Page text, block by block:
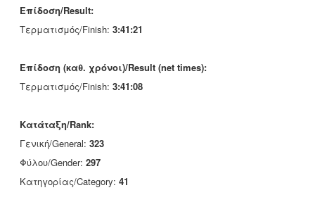
Επίδοση/Result:
Τερματισμός/Finish: 3:41:21
Επίδοση (καθ. χρόνοι)/Result (net times):
Τερματισμός/Finish: 3:41:08
Κατάταξη/Rank:
Γενική/General: 323
Φύλου/Gender: 297
Κατηγορίας/Category: 41